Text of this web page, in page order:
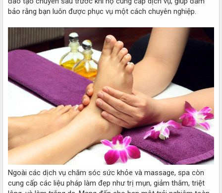
bảo rằng bạn luôn được phục vụ một cách chuyên nghiệp.
Ngoài các dịch vụ chăm sóc sức khỏe và massage, spa còn
cung cấp các liệu pháp làm đẹp như trị mụn, giảm thâm, triệt